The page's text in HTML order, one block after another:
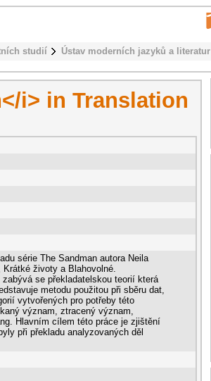
studií Ústav moderních jazyků a literatur
i> in Translation
série The Sandman autora Neila
životy a Blahovolné.
se překladatelskou teorií která
metodu použitou při sběru dat,
vytvořených pro potřeby této
význam, ztracený význam,
Hlavním cílem této práce je zjištění
při překladu analyzovaných děl